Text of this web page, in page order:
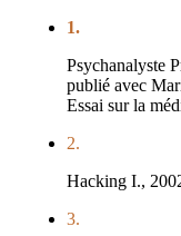
1.
Psychanalyste
publié avec
Essai sur la
2.
Hacking I.,
3.